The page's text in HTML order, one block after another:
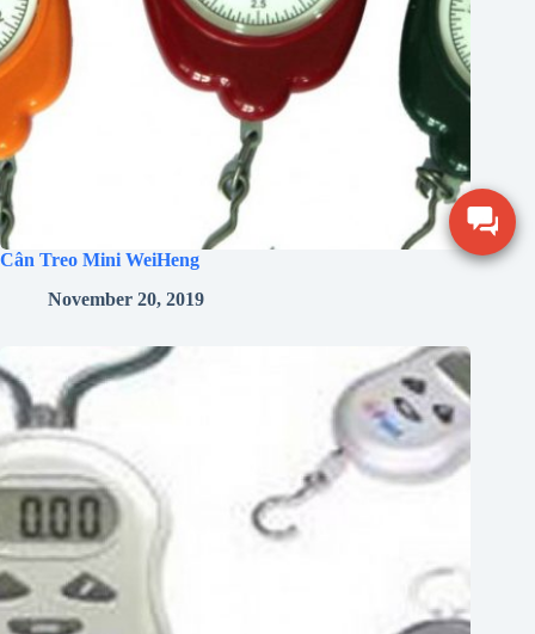
Cân Treo Mini WeiHeng
November 20, 2019